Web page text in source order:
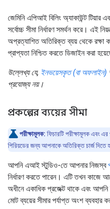
জেমিনি এপিআই বিলিং অ্যাকাউন্ট টিয়ার
সর্বোচ্চ সীমা নির্ধারণ সমর্থন করে। এই
অপ্রত্যাশিত অতিরিক্ত ব্যয় থেকে রক্ষা
প্রাপ্যতা নিশ্চিত করতে ডিজাইন করা
উল্লেখ্য যে, ইনভয়েসকৃত (বা অফলাইন)
প্রযোজ্য নয়।
প্রকল্পের ব্যয়ের সীমা
পরীক্ষামূলক: ফিচারটি পরীক্ষামূলক এবং এর
পিরিয়ডের জন্য আপনাকে অতিরিক্ত চার্জ দিতে
আপনি এআই স্টুডিও-তে আপনার নিজস্ব
নির্ধারণ করতে পারেন। এটি তখন কাজে
অধীনে একাধিক প্রজেক্ট থাকে এবং আপনি
মোট ব্যয়ের সীমার পর্যাপ্ত অংশ ব্যবহার